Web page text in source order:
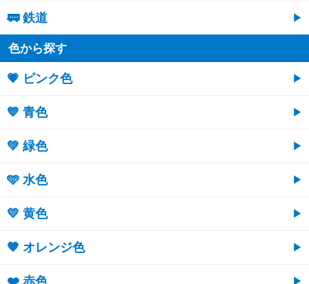
🚃 鉄道
色から探す
💗 ピンク色
💙 青色
💚 緑色
🩵 水色
💛 黄色
🧡 オレンジ色